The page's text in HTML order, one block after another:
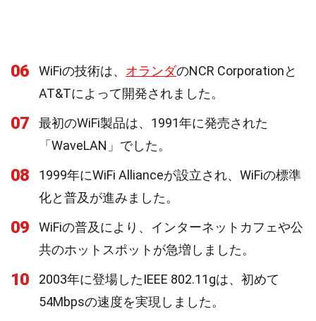
06 WiFiの技術は、 オランダのNCR Corporationと
AT&Tによって開発されました。
07
最初のWiFi製品は、1991年に発売された
「WaveLAN」でした。
08
1999年にWiFi Allianceが設立され、WiFiの標準
化と普及が進みました。
09
WiFiの普及により、インターネットカフェや公
共のホットスポットが急増しました。
10
2003年に登場したIEEE 802.11gは、初めて
54Mbpsの速度を実現しました。